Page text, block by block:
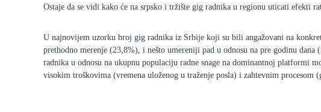
Ostaje da se vidi kako će na srpsko i tržište gig radnika u regionu uticati efekti
U najnovijem uzorku broj gig radnika iz Srbije koji su bili angažovani na
prethodno merenje (23,8%), i nešto umereniji pad u odnosu na pre godinu
radnika u odnosu na ukupnu populaciju radne snage na dominantnoj platformi
visokim troškovima (vremena uloženog u traženje posla) i zahtevnim procesom